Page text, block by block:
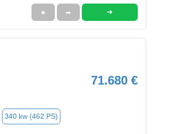
★ ➦ ➜
71.680 €
340 kw (462 PS)